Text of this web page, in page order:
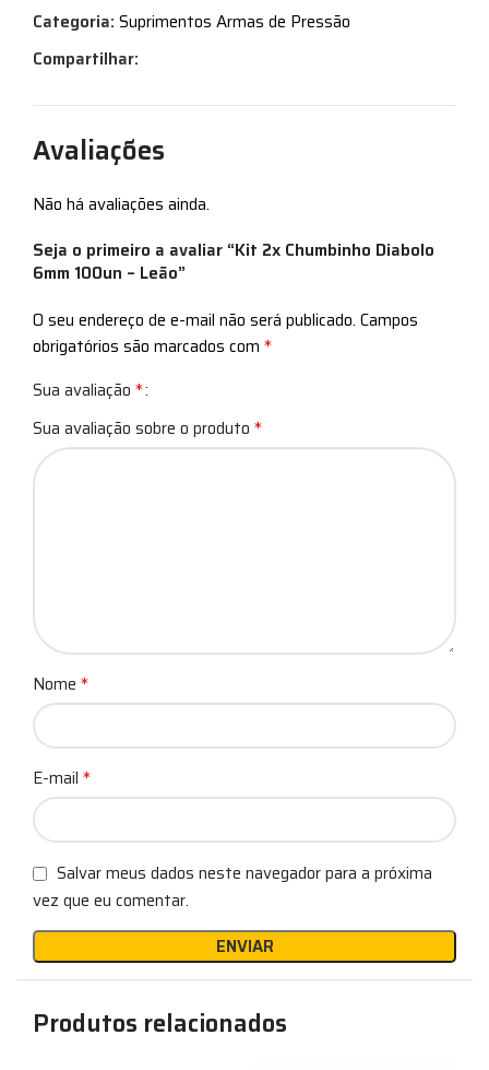
Categoria: Suprimentos Armas de Pressão
Compartilhar:
Avaliações
Não há avaliações ainda.
Seja o primeiro a avaliar “Kit 2x Chumbinho Diabolo
6mm 100un – Leão”
O seu endereço de e-mail não será publicado. Campos
obrigatórios são marcados com *
Sua avaliação *
Sua avaliação sobre o produto *
Nome *
E-mail *
Salvar meus dados neste navegador para a próxima
vez que eu comentar.
Produtos relacionados